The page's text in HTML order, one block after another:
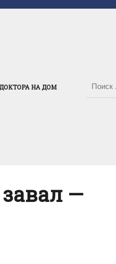
НА ДОМ
—